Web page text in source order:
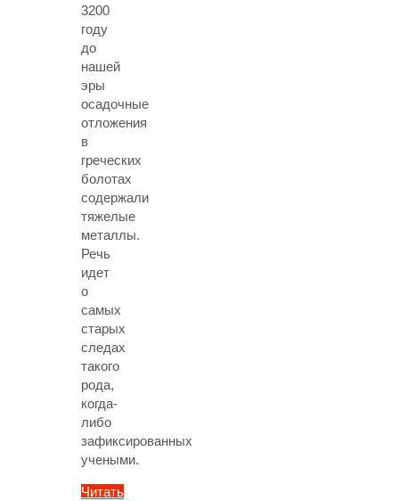
3200
году
до
нашей
эры
осадочные
отложения
в
греческих
болотах
содержали
тяжелые
металлы.
Речь
идет
о
самых
старых
следах
такого
рода,
когда-
либо
зафиксированных
учеными.
Читать